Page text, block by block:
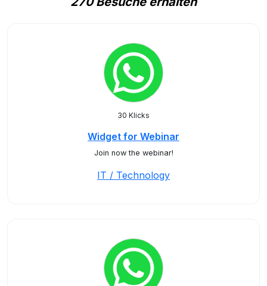
30 Klicks
Widget for Webinar
Join now the webinar!
IT / Technology